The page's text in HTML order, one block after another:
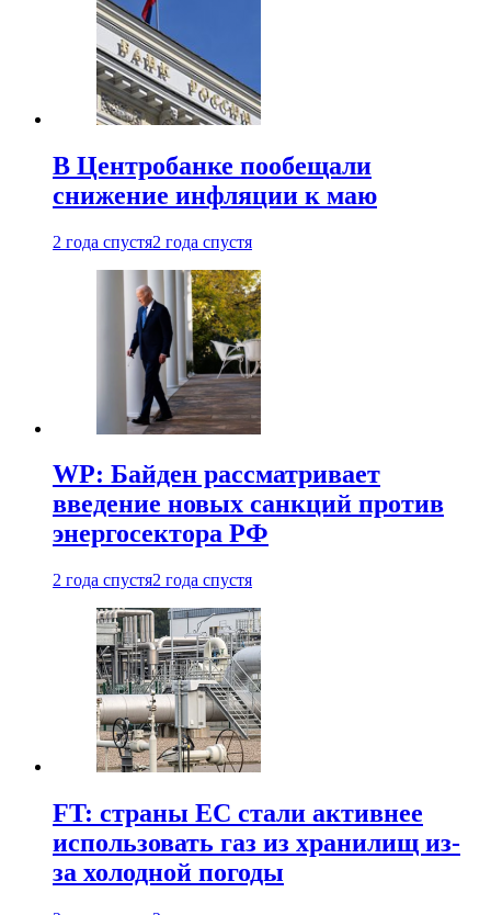
В Центробанке пообещали
снижение инфляции к маю
2 года спустя2 года спустя
WP: Байден рассматривает
введение новых санкций против
энергосектора РФ
2 года спустя2 года спустя
FT: страны ЕС стали активнее
использовать газ из хранилищ из-
за холодной погоды